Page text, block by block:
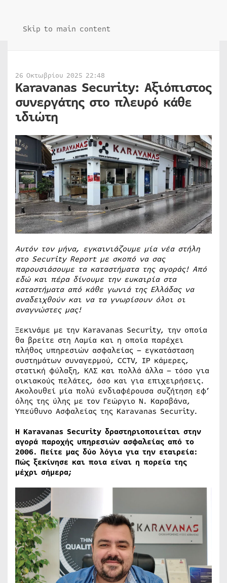
Skip to main content
26 Οκτωβρίου 2025 22:48
Karavanas Security: Αξιόπιστος
συνεργάτης στο πλευρό κάθε
ιδιώτη
Αυτόν τον μήνα, εγκαινιάζουμε μία νέα στήλη
στο Security Report με σκοπό να σας
παρουσιάσουμε τα καταστήματα της αγοράς! Από
εδώ και πέρα δίνουμε την ευκαιρία στα
καταστήματα από κάθε γωνιά της Ελλάδας να
αναδειχθούν και να τα γνωρίσουν όλοι οι
αναγνώστες μας!
Ξεκινάμε με την Karavanas Security, την οποία
θα βρείτε στη Λαμία και η οποία παρέχει
πλήθος υπηρεσιών ασφαλείας – εγκατάσταση
συστημάτων συναγερμού, CCTV, IP κάμερες,
στατική φύλαξη, ΚΛΣ και πολλά άλλα – τόσο για
οικιακούς πελάτες, όσο και για επιχειρήσεις.
Ακολουθεί μία πολύ ενδιαφέρουσα συζήτηση εφ’
όλης της ύλης με τον Γεώργιο Ν. Καραβάνα,
Υπεύθυνο Ασφαλείας της Karavanas Security.
Η Karavanas Security δραστηριοποιείται στην
αγορά παροχής υπηρεσιών ασφαλείας από το
2006. Πείτε μας δύο λόγια για την εταιρεία:
Πώς ξεκίνησε και ποια είναι η πορεία της
μέχρι σήμερα;